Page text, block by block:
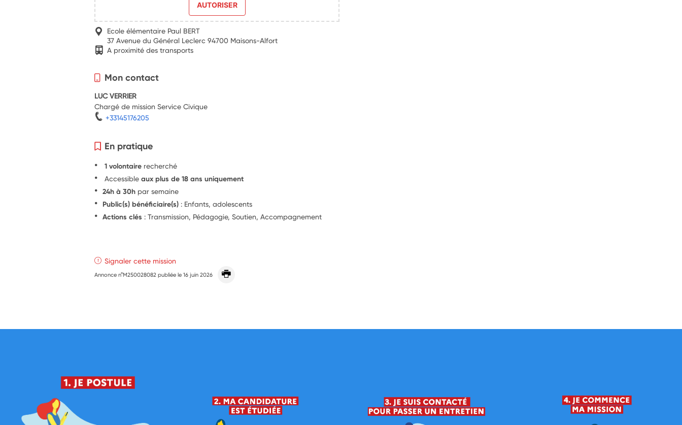
AUTORISER
Ecole élémentaire Paul BERT
37 Avenue du Général Leclerc 94700 Maisons-Alfort
A proximité des transports
Mon contact
LUC VERRIER
Chargé de mission Service Civique
+33145176205
En pratique
1 volontaire recherché
Accessibleaux plus de 18 ans uniquement
24h à 30h par semaine
Public(s) bénéficiaire(s) : Enfants, adolescents
Actions clés : Transmission, Pédagogie, Soutien, Accompagnement
Signaler cette mission
Annonce n°M250028082 publiée le16 juin 2026